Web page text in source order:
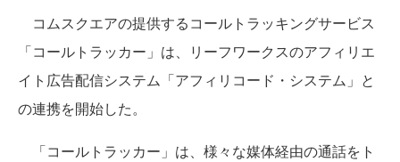
コムスクエアの提供するコールトラッキングサービス
「コールトラッカー」は、リーフワークスのアフィリエ
イト広告配信システム「アフィリコード・システム」と
の連携を開始した。
「コールトラッカー」は、様々な媒体経由の通話をト